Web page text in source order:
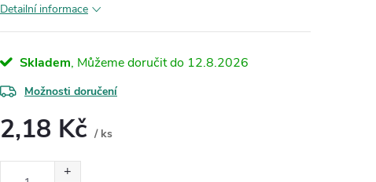
Detailní informace
Skladem 12.8.2026
Možnosti doručení
2,18 Kč / ks